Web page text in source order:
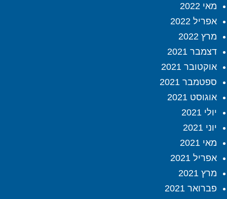
מאי 2022
אפריל 2022
מרץ 2022
דצמבר 2021
אוקטובר 2021
ספטמבר 2021
אוגוסט 2021
יולי 2021
יוני 2021
מאי 2021
אפריל 2021
מרץ 2021
פברואר 2021